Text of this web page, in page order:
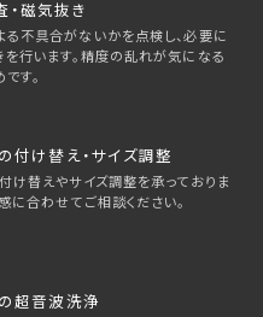
磁気抜き
不具合がないかを点検し、必要に
行います。精度の乱れが気になる
す。
付け替え・サイズ調整
け替えやサイズ調整を承っておりま
に合わせてご相談ください。
超音波洗浄